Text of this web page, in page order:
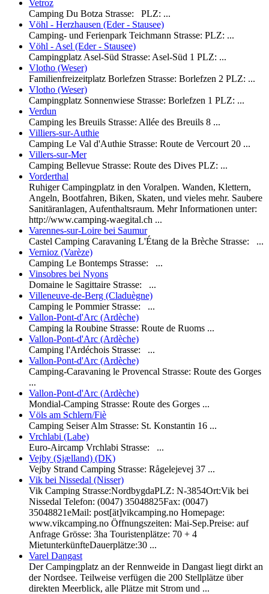
Vetroz
Camping Du Botza Strasse: PLZ: ...
Vöhl - Herzhausen (Eder - Stausee)
Camping- und Ferienpark Teichmann Strasse: PLZ: ...
Vöhl - Asel (Eder - Stausee)
Campingplatz Asel-Süd Strasse: Asel-Süd 1 PLZ: ...
Vlotho (Weser)
Familienfreizeitplatz Borlefzen Strasse: Borlefzen 2 PLZ: ...
Vlotho (Weser)
Campingplatz Sonnenwiese Strasse: Borlefzen 1 PLZ: ...
Verdun
Camping les Breuils Strasse: Allée des Breuils 8 ...
Villiers-sur-Authie
Camping Le Val d'Authie Strasse: Route de Vercourt 20 ...
Villers-sur-Mer
Camping Bellevue Strasse: Route des Dives PLZ: ...
Vorderthal
Ruhiger Campingplatz in den Voralpen. Wanden, Klettern,
Angeln, Bootfahren, Biken, Skaten, und vieles mehr. Saubere
Sanitäranlagen, Aufenthaltsraum. Mehr Informationen unter:
http://www.camping-waegital.ch ...
Varennes-sur-Loire bei Saumur
Castel Camping Caravaning L'Étang de la Brèche Strasse: ...
Vernioz (Varèze)
Camping Le Bontemps Strasse: ...
Vinsobres bei Nyons
Domaine le Sagittaire Strasse: ...
Villeneuve-de-Berg (Claduègne)
Camping le Pommier Strasse: ...
Vallon-Pont-d'Arc (Ardèche)
Camping la Roubine Strasse: Route de Ruoms ...
Vallon-Pont-d'Arc (Ardèche)
Camping l'Ardéchois Strasse: ...
Vallon-Pont-d'Arc (Ardèche)
Camping-Caravaning le Provencal Strasse: Route des Gorges
...
Vallon-Pont-d'Arc (Ardèche)
Mondial-Camping Strasse: Route des Gorges ...
Völs am Schlern/Fiè
Camping Seiser Alm Strasse: St. Konstantin 16 ...
Vrchlabi (Labe)
Euro-Aircamp Vrchlabi Strasse: ...
Vejby (Sjælland) (DK)
Vejby Strand Camping Strasse: Rågelejevej 37 ...
Vik bei Nissedal (Nisser)
Vik Camping Strasse:NordbygdaPLZ: N-3854Ort:Vik bei
Nissedal Telefon: (0047) 35048825Fax: (0047)
35048821eMail: post[ät]vikcamping.no Homepage:
www.vikcamping.no Öffnungszeiten: Mai-Sep.Preise: auf
Anfrage Grösse: 3ha Touristenplätze: 70 + 4
MietunterkünfteDauerplätze:30 ...
Varel Dangast
Der Campingplatz an der Rennweide in Dangast liegt dirkt an
der Nordsee. Teilweise verfügen die 200 Stellplätze über
direkten Meerblick, alle Plätze mit Strom und ...